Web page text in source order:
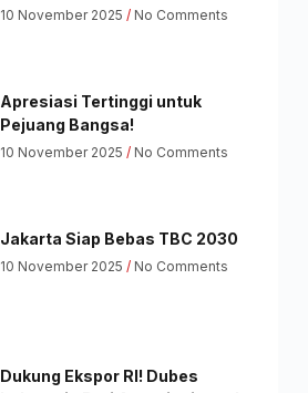
10 November 2025 No Comments
Apresiasi Tertinggi untuk
Pejuang Bangsa!
10 November 2025 No Comments
Jakarta Siap Bebas TBC 2030
10 November 2025 No Comments
Dukung Ekspor RI! Dubes